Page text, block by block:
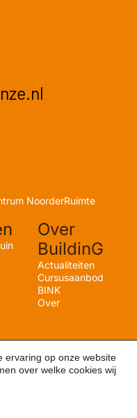
NoorderRuimte
Over
BuildinG
Actualiteiten
Cursusaanbod
BINK
Over
ervaring op onze website
over welke cookies wij